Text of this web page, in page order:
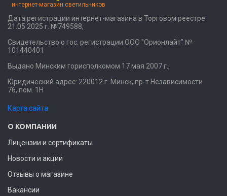
интернет-магазин светильников
Дата регистрации интернет-магазина в Торговом реестре
21.05.2025 г. №749588,
Свидетельство о гос. регистрации ООО "Орионлайт" №
101440401
Выдано Минским горисполкомом 17 мая 2007 г.,
Юридический адрес: 220012 г. Минск, пр-т Независимости
76, пом. 1Н
Карта сайта
О КОМПАНИИ
Лицензии и сертификаты
Новости и акции
Отзывы о магазине
Вакансии